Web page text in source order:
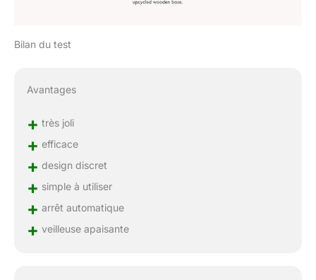
Bilan du test
Avantages
+ très joli
+ efficace
+ design discret
+ simple à utiliser
+ arrêt automatique
+ veilleuse apaisante